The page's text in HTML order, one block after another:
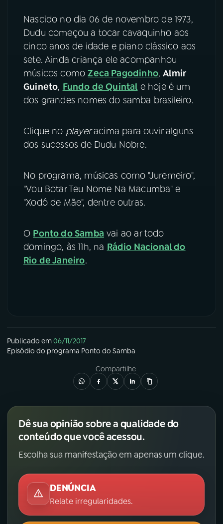
ACOMPANHE A RÁDIO NACIONAL
Facebook
Instagram X
TikTok
Nascido no dia 06 de novembro de 1973,
Dudu começou a tocar cavaquinho aos
cinco anos de idade e piano clássico aos
sete. Ainda criança ele acompanhou
músicos comoZeca Pagodinho,Almir
Guineto, Fundo de Quintal e hoje é um
dos grandes nomes do samba brasileiro.
Clique no playeracima para ouvir alguns
dos sucessos de Dudu Nobre.
No programa, músicas como "Juremeiro",
"Vou Botar Teu Nome Na Macumba" e
"Xodó de Mãe", dentre outras.
O Ponto do Samba vai ao ar todo
domingo, às 11h, na Rádio Nacional do
Rio de Janeiro.
Publicado em06/11/2017
Episódio do programa Ponto do Samba
Compartilhe
Dê sua opinião sobre a qualidade do
conteúdo que você acessou.
Escolha sua manifestação em apenas um clique.
DENÚNCIA
Relate irregularidades.